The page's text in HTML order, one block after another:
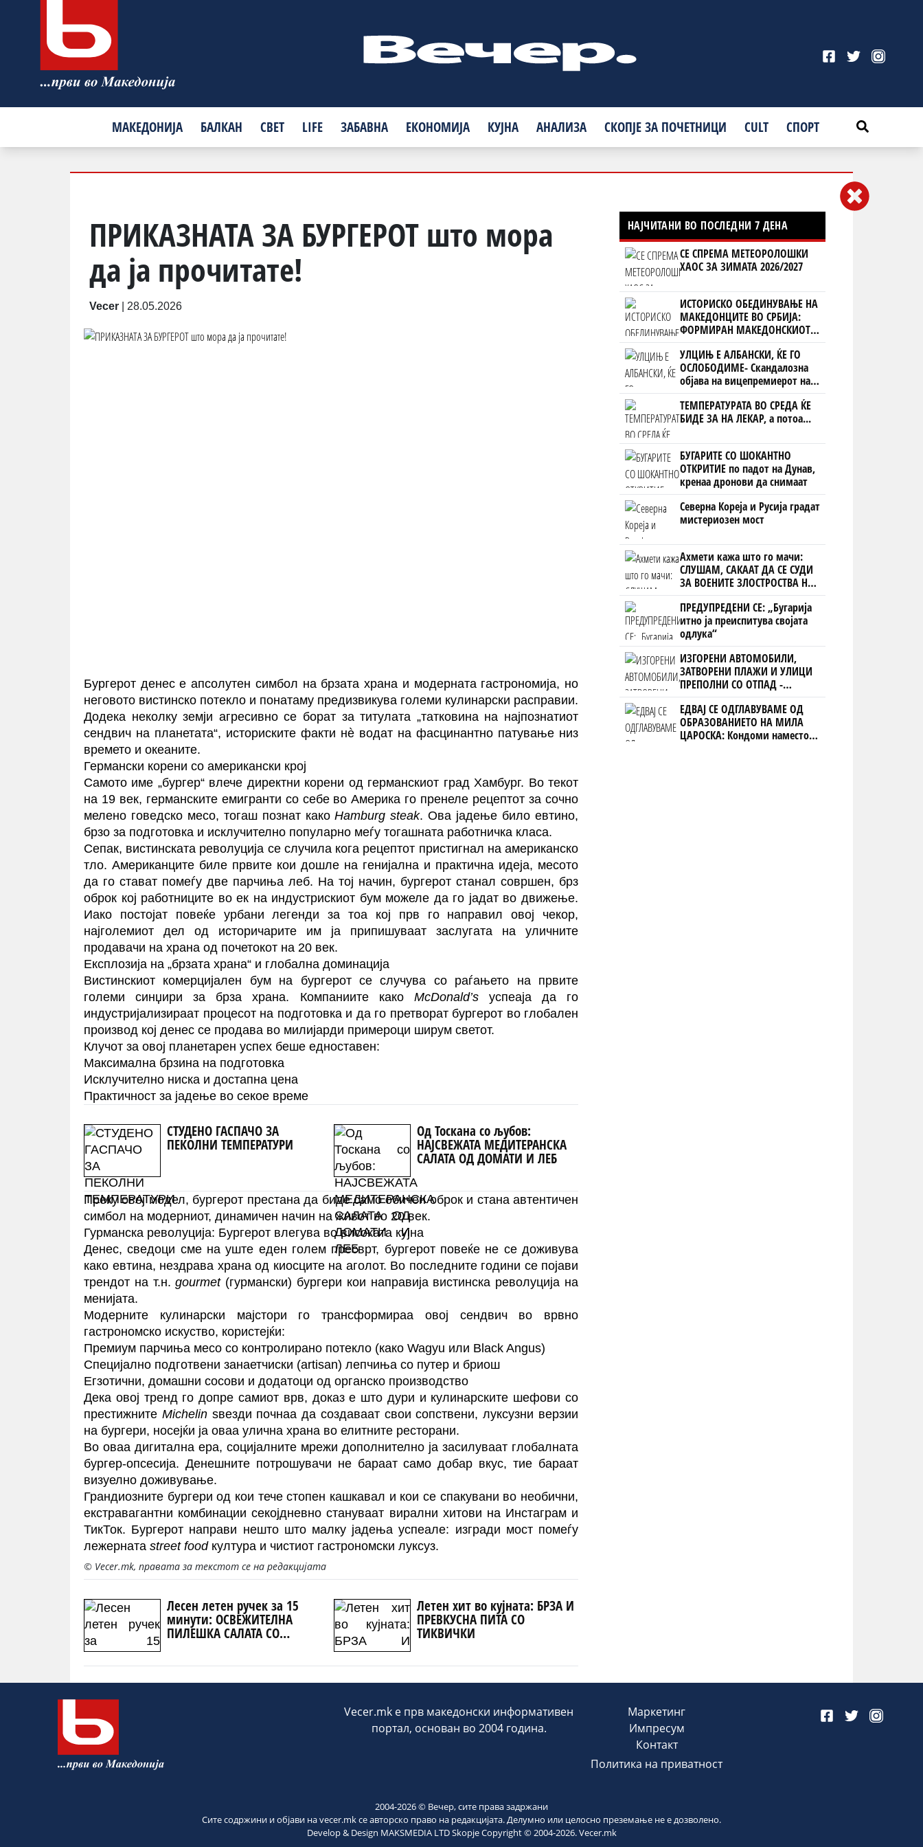
МАКЕДОНИЈА БАЛКАН СВЕТ LIFE ЗАБАВНА ЕКОНОМИЈА КУЈНА АНАЛИЗА СКОПЈЕ ЗА ПОЧЕТНИЦИ CULT СПОРТ
ПРИКАЗНАТА ЗА БУРГЕРОТ што мора
да ја прочитате!
Vecer 28.05.2026
Бургерот денес е апсолутен симбол на брзата храна и модерната гастрономија, но
неговото вистинско потекло и понатаму предизвикува големи кулинарски расправии.
Додека неколку земји агресивно се борат за титулата „татковина на најпознатиот
сендвич на планетата“, историските факти нè водат на фасцинантно патување низ
времето и океаните.
Германски корени со американски крој
Самото име „бургер“ влече директни корени од германскиот град Хамбург. Во текот
на 19 век, германските емигранти со себе во Америка го пренеле рецептот за сочно
мелено говедско месо, тогаш познат какоHamburg steak. Ова јадење било евтино,
брзо за подготовка и исклучително популарно меѓу тогашната работничка класа.
Сепак, вистинската револуција се случила кога рецептот пристигнал на американско
тло. Американците биле првите кои дошле на генијална и практична идеја, месото
да го стават помеѓу две парчиња леб. На тој начин, бургерот станал совршен, брз
оброк кој работниците во ек на индустрискиот бум можеле да го јадат во движење.
Иако постојат повеќе урбани легенди за тоа кој прв го направил овој чекор,
најголемиот дел од историчарите им ја припишуваат заслугата на уличните
продавачи на храна од почетокот на 20 век.
Експлозија на „брзата храна“ и глобална доминација
Вистинскиот комерцијален бум на бургерот се случува со раѓањето на првите
големи синџири за брза храна. Компаниите како McDonald’sуспеаја да го
индустријализираат процесот на подготовка и да го претворат бургерот во глобален
производ кој денес се продава во милијарди примероци ширум светот.
Клучот за овој планетарен успех беше едноставен:
Максимална брзина на подготовка
Исклучително ниска и достапна цена
Практичност за јадење во секое време
СТУДЕНО ГАСПАЧО ЗА
ПЕКОЛНИ ТЕМПЕРАТУРИ
Од Тоскана со љубов:
НАЈСВЕЖАТА МЕДИТЕРАНСКА
САЛАТА ОД ДОМАТИ И ЛЕБ
Преку овој модел, бургерот престана да биде само обичен оброк и стана автентичен
симбол на модерниот, динамичен начин на живот во 20 век.
Гурманска револуција: Бургерот влегува во високата кујна
Денес, сведоци сме на уште еден голем пресврт, бургерот повеќе не се доживува
како евтина, нездрава храна од киосците на аголот. Во последните години се појави
трендот на т.н.gourmet(гурмански) бургери кои направија вистинска револуција на
менијата.
Модерните кулинарски мајстори го трансформираа овој сендвич во врвно
гастрономско искуство, користејќи:
Премиум парчиња месо со контролирано потекло (како Wagyu или Black Angus)
Специјално подготвени занаетчиски (artisan) лепчиња со путер и бриош
Егзотични, домашни сосови и додатоци од органско производство
Дека овој тренд го допре самиот врв, доказ е што дури и кулинарските шефови со
престижните Michelinѕвезди почнаа да создаваат свои сопствени, луксузни верзии
на бургери, носејќи ја оваа улична храна во елитните ресторани.
Во оваа дигитална ера, социјалните мрежи дополнително ја засилуваат глобалната
бургер-опсесија. Денешните потрошувачи не бараат само добар вкус, тие бараат
визуелно доживување.
Грандиозните бургери од кои тече стопен кашкавал и кои се спакувани во необични,
екстравагантни комбинации секојдневно стануваат вирални хитови на Инстаграм и
ТикТок. Бургерот направи нешто што малку јадења успеале: изгради мост помеѓу
лежерната street foodкултура и чистиот гастрономски луксуз.
© Vecer.mk, правата за текстот се на редакцијата
Лесен летен ручек за 15
минути: ОСВЕЖИТЕЛНА
ПИЛЕШКА САЛАТА СО
Летен хит во кујната: БРЗА И
ПРЕВКУСНА ПИТА СО
ТИКВИЧКИ
НАЈЧИТАНИ ВО ПОСЛЕДНИ 7 ДЕНА
СЕ СПРЕМА МЕТЕОРОЛОШКИ
ХАОС ЗА ЗИМАТА 2026/2027
ИСТОРИСКО ОБЕДИНУВАЊЕ НА
МАКЕДОНЦИТЕ ВО СРБИЈА:
ФОРМИРАН МАКЕДОНСКИОТ
НАЦИОНАЛЕН СОЈУЗ
УЛЦИЊ Е АЛБАНСКИ, ЌЕ ГО
ОСЛОБОДИМЕ- Скандалозна
објава на вицепремиерот на
Црна Гора
ТЕМПЕРАТУРАТА ВО СРЕДА ЌЕ
БИДЕ ЗА НА ЛЕКАР, а потоа...
БУГАРИТЕ СО ШОКАНТНО
ОТКРИТИЕ по падот на Дунав,
кренаа дронови да снимаат
Северна Кореја и Русија градат
мистериозен мост
Ахмети кажа што го мачи:
СЛУШАМ, САКААТ ДА СЕ СУДИ
ЗА ВОЕНИТЕ ЗЛОСТРОСТВА НА
УЧК...
ПРЕДУПРЕДЕНИ СЕ: „Бугарија
итно ја преиспитува својата
одлука“
ИЗГОРЕНИ АВТОМОБИЛИ,
ЗАТВОРЕНИ ПЛАЖИ И УЛИЦИ
ПРЕПОЛНИ СО ОТПАД -
Фнидек во хаос по
мигрантскиот бран кон Сеута
ЕДВАЈ СЕ ОДГЛАВУВАМЕ ОД
ОБРАЗОВАНИЕТО НА МИЛА
ЦАРОСКА: Кондоми наместо
Vecer.mk е прв македонски информативен
портал, основан во 2004 година.
Маркетинг
Импресум
Контакт
Политика на приватност
2004-2026© Вечер, сите права задржани
Сите содржини и објави на vecer.mk се авторско право на редакцијата. Делумно или целосно преземање не е дозволено.
Develop & Design MAKSMEDIA LTD Skopje Copyright © 2004-2026. Vecer.mk